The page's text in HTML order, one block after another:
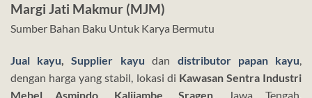
Margi Jati Makmur (MJM)
Sumber Bahan Baku Untuk Karya Bermutu
Jual kayu,Supplier kayudan distributor papan kayu,
dengan harga yang stabil, lokasi di Kawasan Sentra Industri
Mebel Asmindo, Kalijambe, Sragen, Jawa Tengah,